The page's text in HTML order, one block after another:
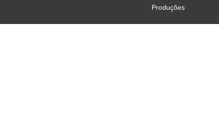
Produções